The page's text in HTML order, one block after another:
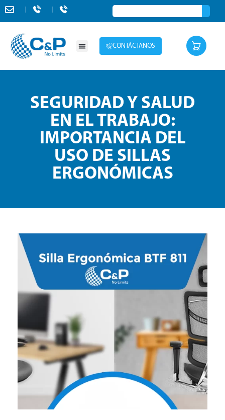
CONTÁCTANOS
SEGURIDAD Y SALUD
EN EL TRABAJO:
IMPORTANCIA DEL
USO DE SILLAS
ERGONÓMICAS